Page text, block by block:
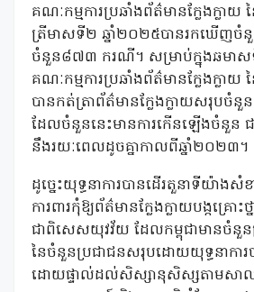
គណៈកម្មការប្រឆាំងព័ត៌មានក្លែងក្លា
ត្រីមាសទី២ ឆ្នាំ២០២៥បានរកឃើញចំនួ
ចំនួន៨៧៣ ករណី។ សម្រាប់ក្នុងឆមាស
គណៈកម្មការប្រឆាំងព័ត៌មានក្លែងក្លា
បានកត់ត្រាព័ត៌មានក្លែងក្លាយសរុប
ដែលចំនួននេះមានការកើនឡើងចំនួន
នឹងរយៈពេលដូចគ្នាកាលពីឆ្នាំ២០២៣។
ដូច្នេះយុទ្ធនាការបានដើរតួនាទីយ៉ាង
ការពារកុំឱ្យព័ត៌មានក្លែងក្លាយបង្កគ្រោ
ជាពិសេសយុវវ័យ ដែលកម្ពុជាមានចំនួ
នៃចំនួនប្រជាជនសរុបដោយយុទ្ធនាការ
ដោយផ្ទាល់ដល់សិស្សានុសិស្សតាមសាល